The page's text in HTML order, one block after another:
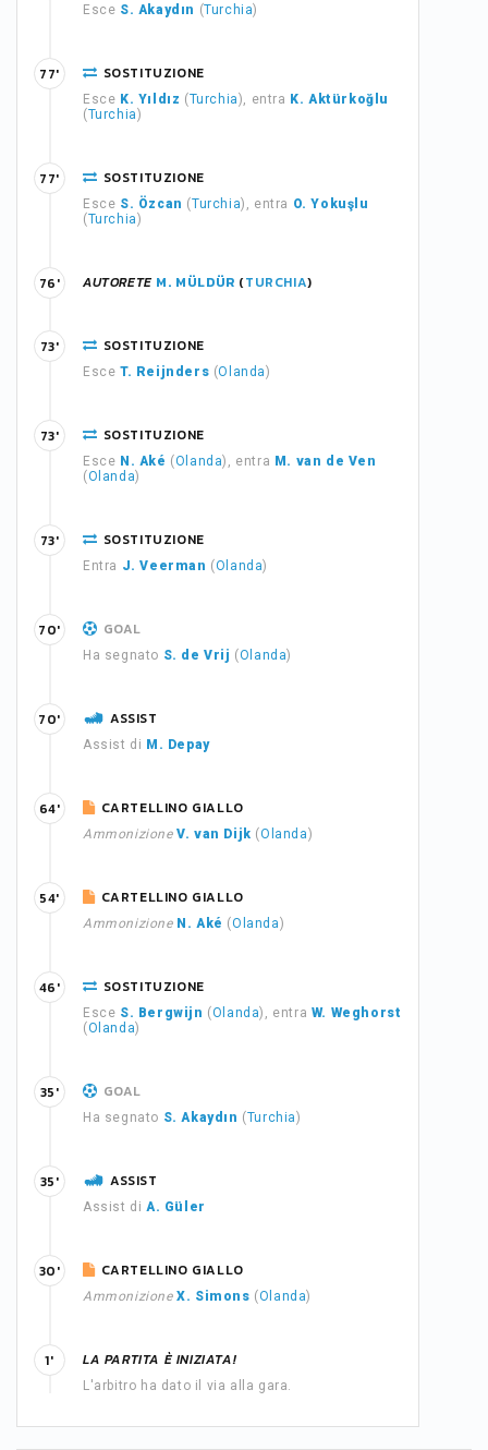
Esce S. Akaydın (Turchia)
SOSTITUZIONE
Esce K. Yıldız (Turchia), entra K. Aktürkoğlu
(Turchia)
77'
SOSTITUZIONE
Esce S. Özcan (Turchia), entra O. Yokuşlu
(Turchia)
77'
AUTORETE M. MÜLDÜR (TURCHIA)
76'
SOSTITUZIONE
Esce T. Reijnders (Olanda)
73'
SOSTITUZIONE
Esce N. Aké (Olanda), entra M. van de Ven
(Olanda)
73'
SOSTITUZIONE
Entra J. Veerman (Olanda)
73'
GOAL
Ha segnato S. de Vrij (Olanda)
70'
ASSIST
Assist di M. Depay
70'
CARTELLINO GIALLO
Ammonizione V. van Dijk (Olanda)
64'
CARTELLINO GIALLO
Ammonizione N. Aké (Olanda)
54'
SOSTITUZIONE
Esce S. Bergwijn (Olanda), entra W. Weghorst
(Olanda)
46'
GOAL
Ha segnato S. Akaydın (Turchia)
35'
ASSIST
Assist di A. Güler
35'
CARTELLINO GIALLO
Ammonizione X. Simons (Olanda)
30'
LA PARTITA È INIZIATA!
L'arbitro ha dato il via alla gara.
1'